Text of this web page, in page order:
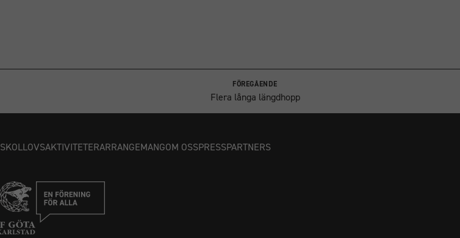
FÖREGÅENDE
Flera långa längdhopp
SKOLLOVSAKTIVITETERARRANGEMANGOM OSSPRESSPARTNERS